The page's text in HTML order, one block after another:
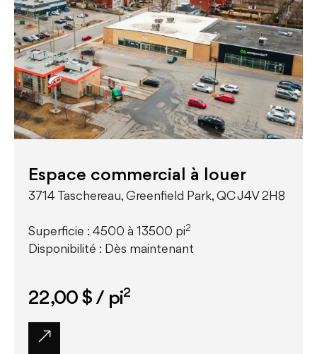
Espace commercial à louer
3714 Taschereau, Greenfield Park, QC J4V 2H8
Superficie : 4500 à 13500 pi2
Disponibilité : Dès maintenant
22,00 $/ pi2